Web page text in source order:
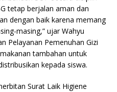
tetap berjalan aman dan
dengan baik karena memang
masing,” ujar Wahyu
Pelayanan Pemenuhan Gizi
tambahan untuk
kepada siswa.
Surat Laik Higiene